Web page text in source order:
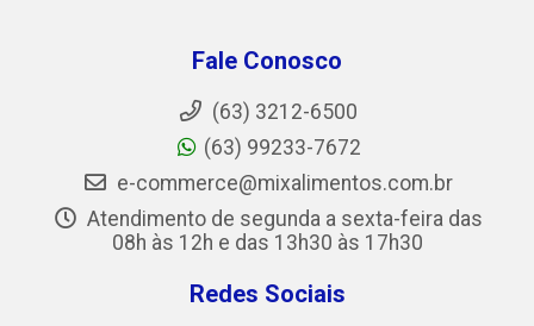
Fale Conosco
(63) 3212-6500
(63) 99233-7672
e-commerce@mixalimentos.com.br
Atendimento de segunda a sexta-feira das
08h às 12h e das 13h30 às 17h30
Redes Sociais